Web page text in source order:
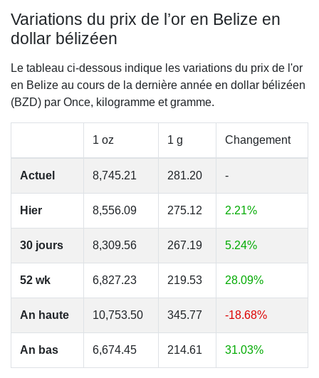
Variations du prix de l’or en Belize en
dollar bélizéen
Le tableau ci-dessous indique les variations du prix de l'or
en Belize au cours de la dernière année en dollar bélizéen
(BZD) par Once, kilogramme et gramme.
1 oz 1 g Changement
Actuel 8,745.21 281.20 -
Hier 8,556.09 275.12 2.21%
30 jours 8,309.56 267.19 5.24%
52 wk 6,827.23 219.53 28.09%
An haute 10,753.50 345.77 -18.68%
An bas 6,674.45 214.61 31.03%